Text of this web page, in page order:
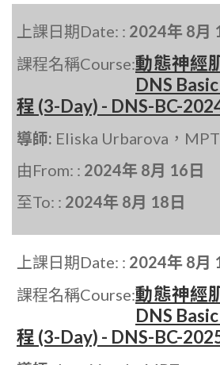
上課日期Date: : 2024年 8月
課程名稱Course:動態神經
DNS
程 (3-Day) - DNS-BC-
導師: Eliska Urbarova，MPT
由From: : 2024年 8月 16日
至To: : 2024年 8月 18日
上課日期Date: : 2024年 8月
課程名稱Course:動態神經
DNS
程 (3-Day) - DNS-BC-